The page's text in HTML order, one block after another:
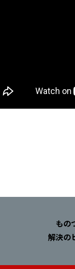
もの
解決の